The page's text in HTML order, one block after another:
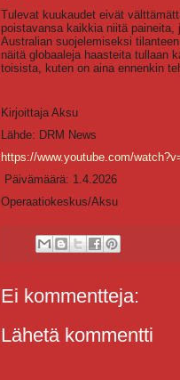
Tulevat kuukaudet eivät
poistavansa kaikkia niitä
Australian suojelemiseksi
näitä globaaleja haasteita tullaan
toisista, kuten on aina ennenkin
Kirjoittaja Aksu
Lähde: DRM News
https://www.youtube.com/
Päivämäärä: 1.4.2026
Operaatiokeskus/Aksu
Ei kommentteja:
Lähetä kommentti